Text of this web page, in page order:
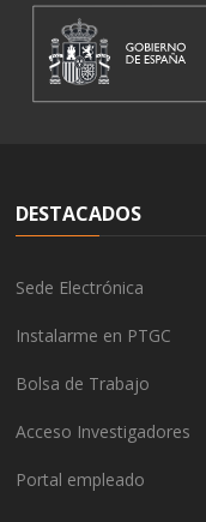
DESTACADOS
Sede Electrónica
Instalarme en PTGC
Bolsa de Trabajo
Acceso Investigadores
Portal empleado